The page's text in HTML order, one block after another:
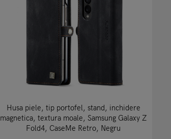
Husa piele, tip portofel, stand, inchidere
magnetica, textura moale, Samsung Galaxy Z
Fold4, CaseMe Retro, Negru